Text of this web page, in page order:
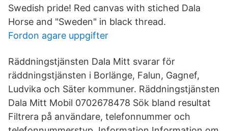
Swedish pride! Red canvas with stiched Dala
Horse and "Sweden" in black thread.
Fordon agare uppgifter
Räddningstjänsten Dala Mitt svarar för
räddningstjänsten i Borlänge, Falun, Gagnef,
Ludvika och Säter kommuner. Räddningstjänsten
Dala Mitt Mobil 0702678478 Sök bland resultat
Filtrera på användare, telefonnummer och